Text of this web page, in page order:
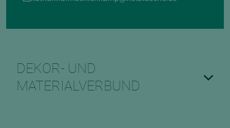
DEKOR- UND
MATERIALVERBUND